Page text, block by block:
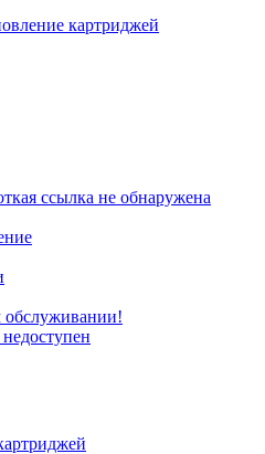
картриджей
ссылка не обнаружена
обслуживании!